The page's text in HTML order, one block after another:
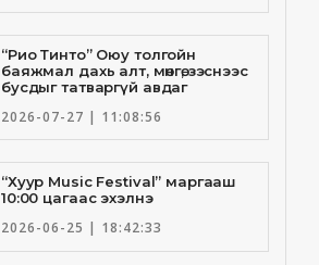
“Рио Тинто” Оюу толгойн
баяжмал дахь алт, мөнгө, зэснээс
бусдыг татваргүй авдаг
2026-07-27 | 11:08:56
“Хуур Music Festival” маргааш
10:00 цагаас эхэлнэ
2026-06-25 | 18:42:33